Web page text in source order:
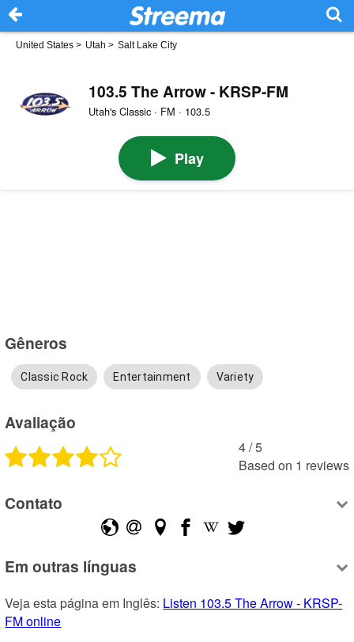
United States > Utah > Salt Lake City
103.5 The Arrow - KRSP-FM
Utah's Classic · FM · 103.5
Play
Gêneros
Classic Rock Entertainment Variety
Avaliação
4 /5
Based on 1 reviews
Contato
Em outras línguas
Veja esta página em Inglês: Listen 103.5 The Arrow - KRSP-
FM online